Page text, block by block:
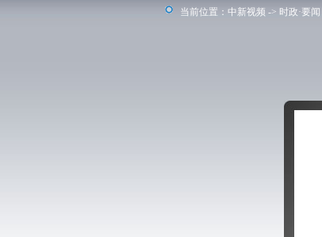
当前位置： 中新视频 -> 时政·要闻